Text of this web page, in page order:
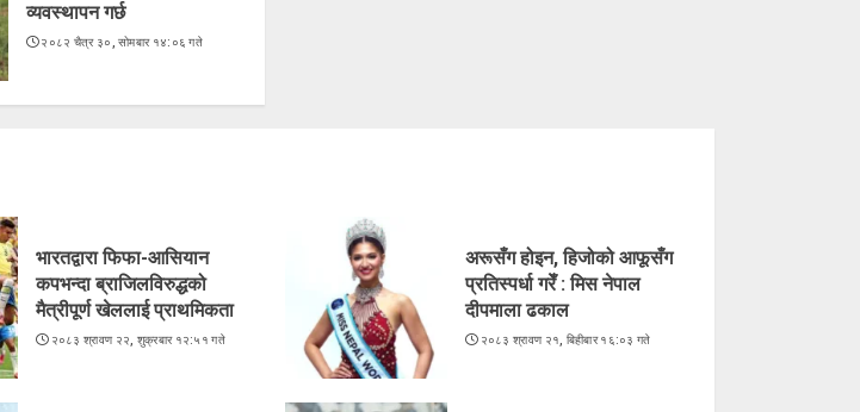
व्यवस्थापन गर्छ
२०८२ चैत्र ३०, सोमबार १४:०६ गते
भारतद्वारा फिफा-आसियान
कपभन्दा ब्राजिलविरुद्धको
मैत्रीपूर्ण खेललाई प्राथमिकता
२०८३ श्रावण २२, शुक्रबार १२:५१ गते
अरूसँग होइन, हिजोको आफूसँग
प्रतिस्पर्धा गरेँ : मिस नेपाल
दीपमाला ढकाल
२०८३ श्रावण २१, बिहीबार १६:०३ गते